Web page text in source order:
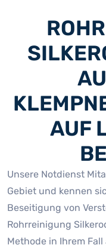
AUF
Unsere Notdienst
Gebiet und kennen
Beseitigung von
Rohrreinigung
Methode in Ihrem